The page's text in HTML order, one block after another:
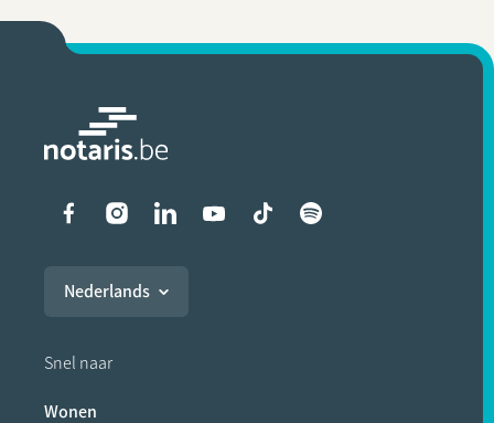
Liens vers les réseaux
Nederlands
Snel naar
Wonen